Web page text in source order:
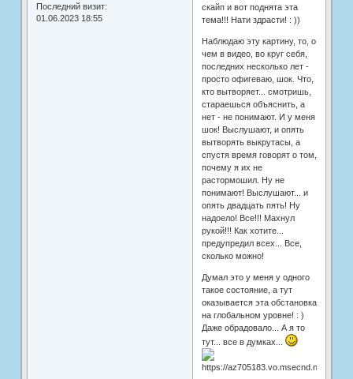
Последний визит:
01.06.2023 18:55
скайп и вот поднята эта
тема!!! Нати здрасти! : ))
Наблюдаю эту картину, то, о
чем в видео, во круг себя,
последних несколько лет -
просто офигеваю, шок. Что,
кто вытворяет... смотришь,
стараешься объяснить, а
нет - не понимают. И у меня
шок! Выслушают, и опять
вытворять выкрутасы, а
спустя время говорят о том,
почему я их не
растормошил. Ну не
понимают! Выслушают... и
опять двадцать пять! Ну
надоело! Все!!! Махнул
рукой!!! Как хотите...
предупредил всех... Все,
сколько можно!
Думал это у меня у одного
такое состояние, а тут
оказывается эта обстановка
на глобальном уровне! : )
Даже обрадовало... А я то
тут... все в думках...